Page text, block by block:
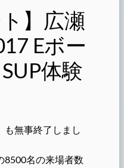
】広瀬
Eボー
体験
も無事終了しまし
8500名の来場者数